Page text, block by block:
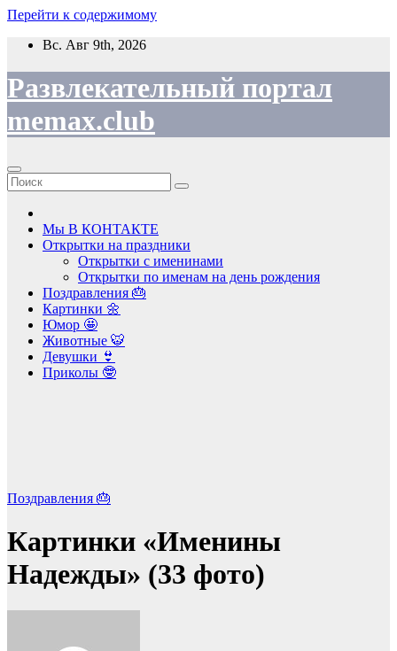
Перейти к содержимому
Вс. Авг 9th, 2026
Развлекательный портал
memax.club
Мы В КОНТАКТЕ
Открытки на праздники
Открытки с именинами
Открытки по именам на день рождения
Поздравления 🎂
Картинки 🌼
Юмор 🤩
Животные 🐯
Девушки 👙
Приколы 🤓
Поздравления 🎂
Картинки «Именины
Надежды» (33 фото)